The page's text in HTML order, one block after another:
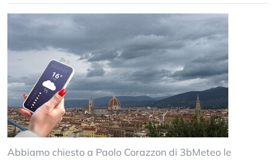
Abbiamo chiesto a Paolo Corazzon di 3bMeteo le